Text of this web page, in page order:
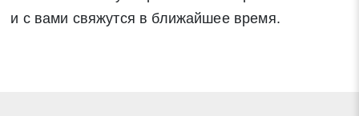
и с вами свяжутся в ближайшее время.